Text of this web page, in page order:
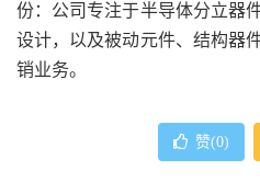
份：公司专注于半导体分立器
设计，以及被动元件、结构器
销业务。
赞(0)